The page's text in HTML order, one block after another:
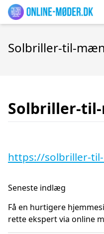
Solbriller-til-
Solbriller-
https://solbriller-
Seneste indlæg
Få en hurtigere
rette ekspert via online